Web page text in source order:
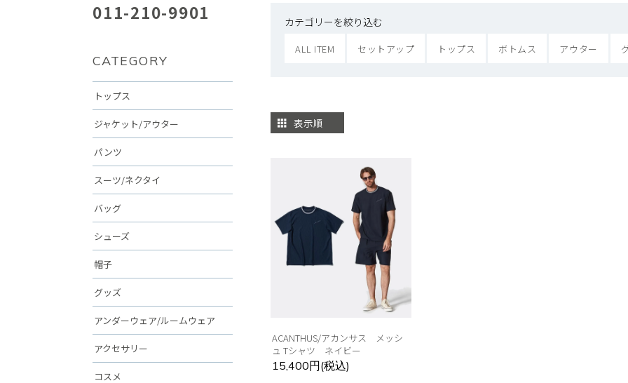
カテゴリーを絞り込む
ALL ITEM セットアップ トップス ボトムス アウター
表示順
ACANTHUS/アカンサス メッシ
ュ Tシャツ ネイビー
15,400円(税込)
011-210-9901
CATEGORY
トップス
ジャケット/アウター
パンツ
スーツ/ネクタイ
バッグ
シューズ
帽子
グッズ
アンダーウェア/ルームウェア
アクセサリー
コスメ